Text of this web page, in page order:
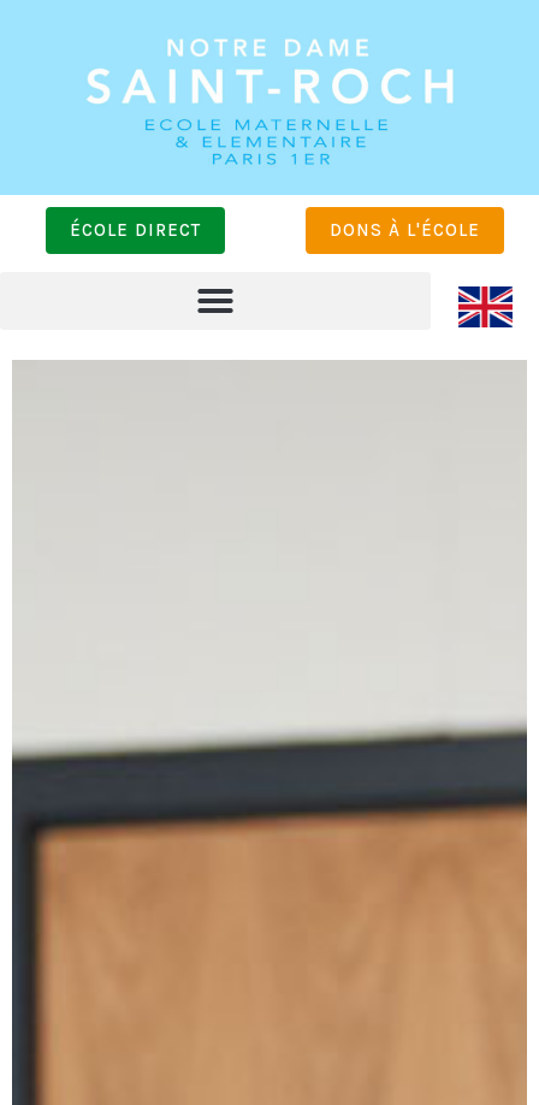
ÉCOLE DIRECT DONS À L'ÉCOLE